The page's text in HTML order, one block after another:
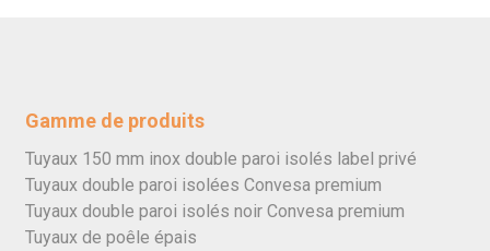
Gamme de produits
Tuyaux 150 mm inox double paroi isolés label privé
Tuyaux double paroi isolées Convesa premium
Tuyaux double paroi isolés noir Convesa premium
Tuyaux de poêle épais